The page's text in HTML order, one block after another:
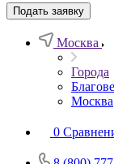
Подать заявку
Москва
Города
Москва
0